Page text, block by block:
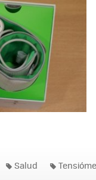
Salud